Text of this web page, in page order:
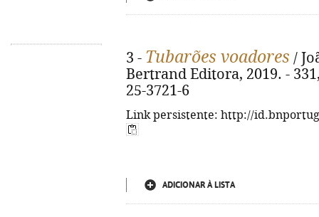
3 - Tubarões voadores /
Bertrand Editora, 2019. -
25-3721-6
Link persistente: http://
ADICIONAR À LISTA